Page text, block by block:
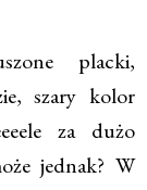
placki,
szary kolor
za dużo
jednak? W